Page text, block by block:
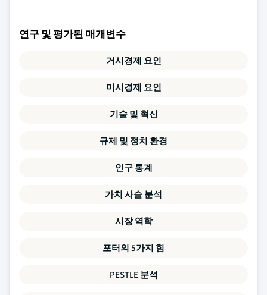
연구 및 평가된 매개변수
거시경제 요인
미시경제 요인
기술 및 혁신
규제 및 정치 환경
인구 통계
가치 사슬 분석
시장 역학
포터의 5가지 힘
PESTLE 분석